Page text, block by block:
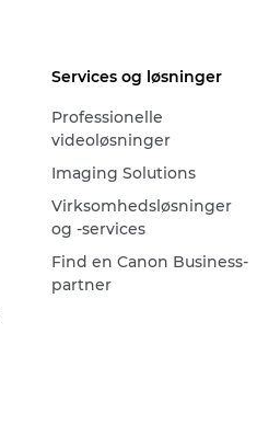
Services og løsninger
Professionelle
videoløsninger
Imaging Solutions
Virksomhedsløsninger
og -services
Find en Canon Business-
partner